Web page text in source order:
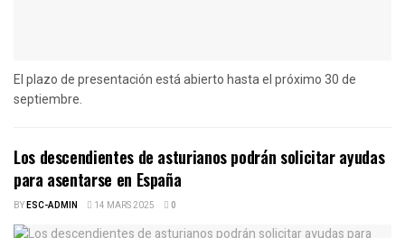
El plazo de presentación está abierto hasta el próximo 30 de
septiembre.
Los descendientes de asturianos podrán solicitar ayudas
para asentarse en España
BYESC-ADMIN 14 MARS 2025 0